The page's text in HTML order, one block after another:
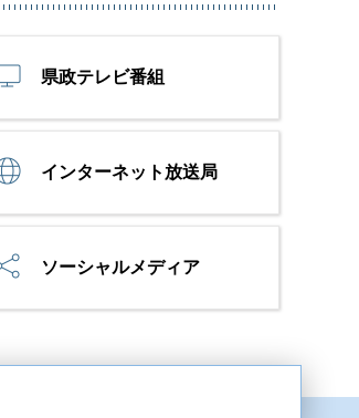
県政テレビ番組
インターネット放送局
ソーシャルメディア